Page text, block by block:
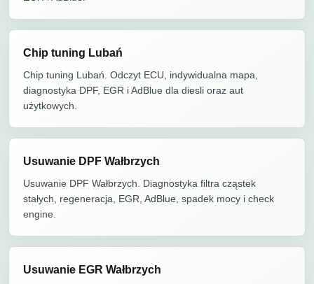
Chip tuning Lubań
Chip tuning Lubań. Odczyt ECU, indywidualna mapa,
diagnostyka DPF, EGR i AdBlue dla diesli oraz aut
użytkowych.
Usuwanie DPF Wałbrzych
Usuwanie DPF Wałbrzych. Diagnostyka filtra cząstek
stałych, regeneracja, EGR, AdBlue, spadek mocy i check
engine.
Usuwanie EGR Wałbrzych